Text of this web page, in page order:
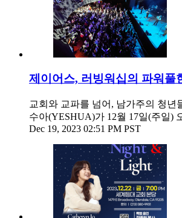
제이어스, 러빙워십의 파워풀
교회와 교파를 넘어, 남가주의 청
수아(YESHUA)가 12월 17일(주일)
Dec 19, 2023 02:51 PM PST